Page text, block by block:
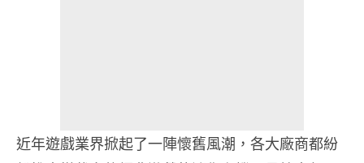
近年遊戲業界掀起了一陣懷舊風潮，各大廠商都紛